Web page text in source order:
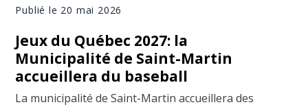
Publié le 20 mai 2026
Jeux du Québec 2027: la
Municipalité de Saint-Martin
accueillera du baseball
La municipalité de Saint-Martin accueillera des